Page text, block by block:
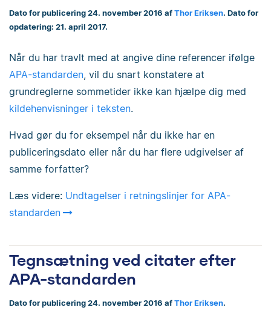
Dato for publicering 24. november 2016 af Thor Eriksen. Dato for
opdatering: 21. april 2017.
Når du har travlt med at angive dine referencer ifølge
APA-standarden, vil du snart konstatere at
grundreglerne sommetider ikke kan hjælpe dig med
kildehenvisninger i teksten.
Hvad gør du for eksempel når du ikke har en
publiceringsdato eller når du har flere udgivelser af
samme forfatter?
Læs videre: Undtagelser i retningslinjer for APA-
standarden
Tegnsætning ved citater efter
APA-standarden
Dato for publicering 24. november 2016 af Thor Eriksen.